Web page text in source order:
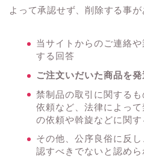
よって承認せず、削除する事が
当サイトからのご連絡
する回答
ご注文いだいた商品を
禁制品の取引に関する
依頼など、法律によっ
の依頼や斡旋などに関す
その他、公序良俗に反
認すべきでないと認めら